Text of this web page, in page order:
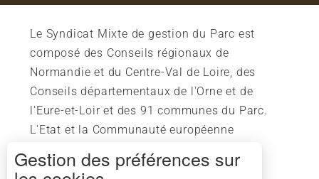
Le Syndicat Mixte de gestion du Parc est
composé des Conseils régionaux de
Normandie et du Centre-Val de Loire, des
Conseils départementaux de l'Orne et de
l'Eure-et-Loir et des 91 communes du Parc.
L'Etat et la Communauté européenne
Gestion des préférences sur